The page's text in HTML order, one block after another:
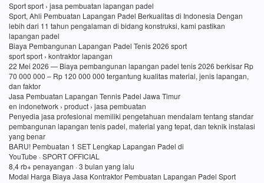
Sport sport › jasa pembuatan lapangan padel
Sport, Ahli Pembuatan Lapangan Padel Berkualitas di Indonesia Dengan
lebih dari 11 tahun pengalaman di bidang konstruksi, kami pastikan
lapangan padel
Biaya Pembangunan Lapangan Padel Tenis 2026 sport
sport sport › kontraktor lapangan
22 Mei 2026 — Biaya pembangunan lapangan padel tenis 2026 berkisar Rp
70 000 000 – Rp 120 000 000 tergantung kualitas material, jenis lapangan,
dan faktor
Jasa Pembuatan Lapangan Tennis Padel Jawa Timur
en indonetwork › product › jasa pembuatan
Penyedia jasa profesional memiliki pengetahuan mendalam tentang standar
pembangunan lapangan tenis padel, material yang tepat, dan teknik instalasi
yang benar
BARU! Pembuatan 1 SET Lengkap Lapangan Padel di
YouTube · SPORT OFFICIAL
8,4 rb+ penayangan · 3 bulan yang lalu
Modal Harga Biaya Jasa Kontraktor Pembuatan Lapangan Padel Sport